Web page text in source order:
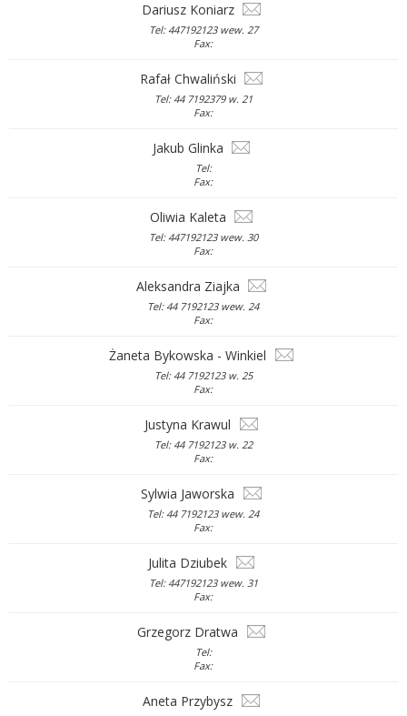
Dariusz Koniarz
Tel: 447192123 wew. 27
Fax:
Rafał Chwaliński
Tel: 44 7192379 w. 21
Fax:
Jakub Glinka
Tel:
Fax:
Oliwia Kaleta
Tel: 447192123 wew. 30
Fax:
Aleksandra Ziajka
Tel: 44 7192123 wew. 24
Fax:
Żaneta Bykowska - Winkiel
Tel: 44 7192123 w. 25
Fax:
Justyna Krawul
Tel: 44 7192123 w. 22
Fax:
Sylwia Jaworska
Tel: 44 7192123 wew. 24
Fax:
Julita Dziubek
Tel: 447192123 wew. 31
Fax:
Grzegorz Dratwa
Tel:
Fax:
Aneta Przybysz